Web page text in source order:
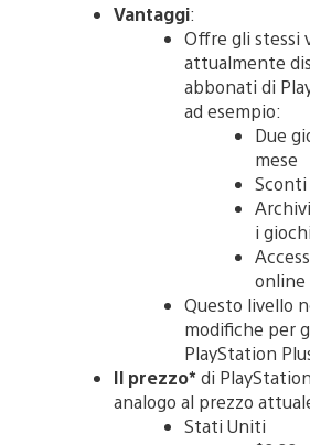
Vantaggi:
Offre gli stessi
attualmente
abbonati di
ad esempio:
Due
mese
Sconti
i
online
Questo livello
modifiche per
PlayStation
Il prezzo* di
analogo al prezzo
Stati Uniti